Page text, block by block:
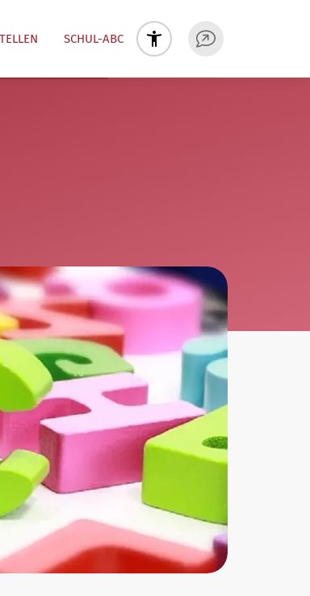
SCHUL-ABC